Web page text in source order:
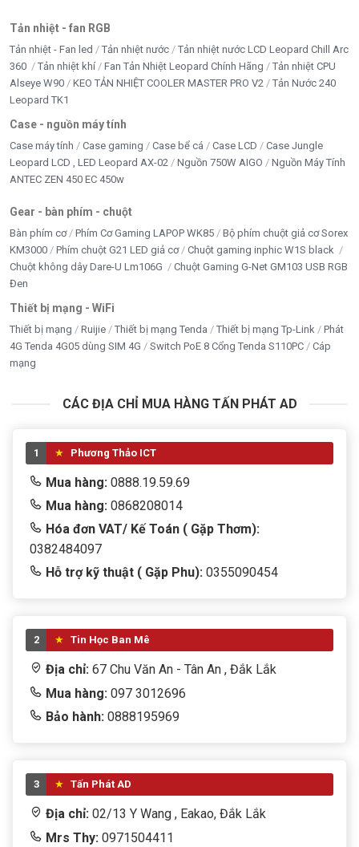
Tản nhiệt - fan RGB
Tản nhiệt - Fan led Tản nhiệt nước
Tản nhiệt nước LCD Leopard Chill Arc
360
Tản nhiệt khí Fan Tản Nhiệt Leopard Chính Hãng
Tản nhiệt CPU
Alseye W90
KEO TẢN NHIỆT COOLER MASTER PRO V2
Tản Nước 240
Leopard TK1
Case - nguồn máy tính
Case máy tính Case gaming Case bể cá Case LCD
Case Jungle
Leopard LCD , LED Leopard AX-02
Nguồn 750W AIGO
Nguồn Máy Tính
ANTEC ZEN 450 EC 450w
Gear - bàn phím - chuột
Bàn phím cơ Phím Cơ Gaming LAPOP WK85
Bộ phím chuột giả cơ Sorex
KM3000
Phím chuột G21 LED giả cơ
Chuột gaming inphic W1S black
Chuột không dây Dare-U Lm106G
Chuột Gaming G-Net GM103 USB RGB
Đen
Thiết bị mạng - WiFi
Thiết bị mạng Ruijie Thiết bị mạng Tenda Thiết bị mạng Tp-Link
Phát
4G Tenda 4G05 dùng SIM 4G
Switch PoE 8 Cổng Tenda S110PC
Cáp
mạng
CÁC ĐỊA CHỈ MUA HÀNG TẤN PHÁT AD
1 Phương Thảo ICT
Mua hàng: 0888.19.59.69
Mua hàng: 0868208014
Hóa đơn VAT/ Kế Toán ( Gặp Thơm):
0382484097
Hỗ trợ kỹ thuật ( Gặp Phu): 0355090454
2 Tin Học Ban Mê
Địa chỉ: 67 Chu Văn An - Tân An , Đắk Lắk
Mua hàng: 097 3012696
Bảo hành: 0888195969
3 Tấn Phát AD
Địa chỉ: 02/13 Y Wang , Eakao, Đắk Lắk
Mrs Thy: 0971504411